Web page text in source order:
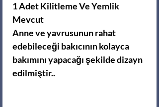
1 Adet Kilitleme Ve Yemlik
Mevcut
Anne ve yavrusunun rahat
edebileceği bakıcının kolayca
bakımını yapacağı şekilde dizayn
edilmiştir..